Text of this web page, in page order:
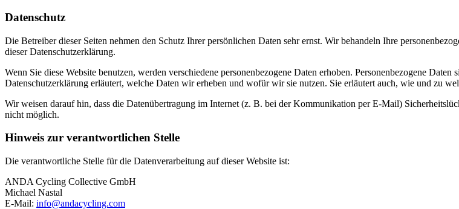
Datenschutz
Die Betreiber dieser Seiten nehmen den Schutz Ihrer persönlichen Daten sehr ernst. Wir behandeln Ihre
dieser Datenschutzerklärung.
Wenn Sie diese Website benutzen, werden verschiedene personenbezogene Daten erhoben. Personenbezogene
Datenschutzerklärung erläutert, welche Daten wir erheben und wofür wir sie nutzen. Sie erläutert auch, wie und zu
Wir weisen darauf hin, dass die Datenübertragung im Internet (z. B. bei der Kommunikation per E-Mail)
nicht möglich.
Hinweis zur verantwortlichen Stelle
Die verantwortliche Stelle für die Datenverarbeitung auf dieser Website ist:
ANDA Cycling Collective GmbH
Michael Nastal
E-Mail: info@andacycling.com